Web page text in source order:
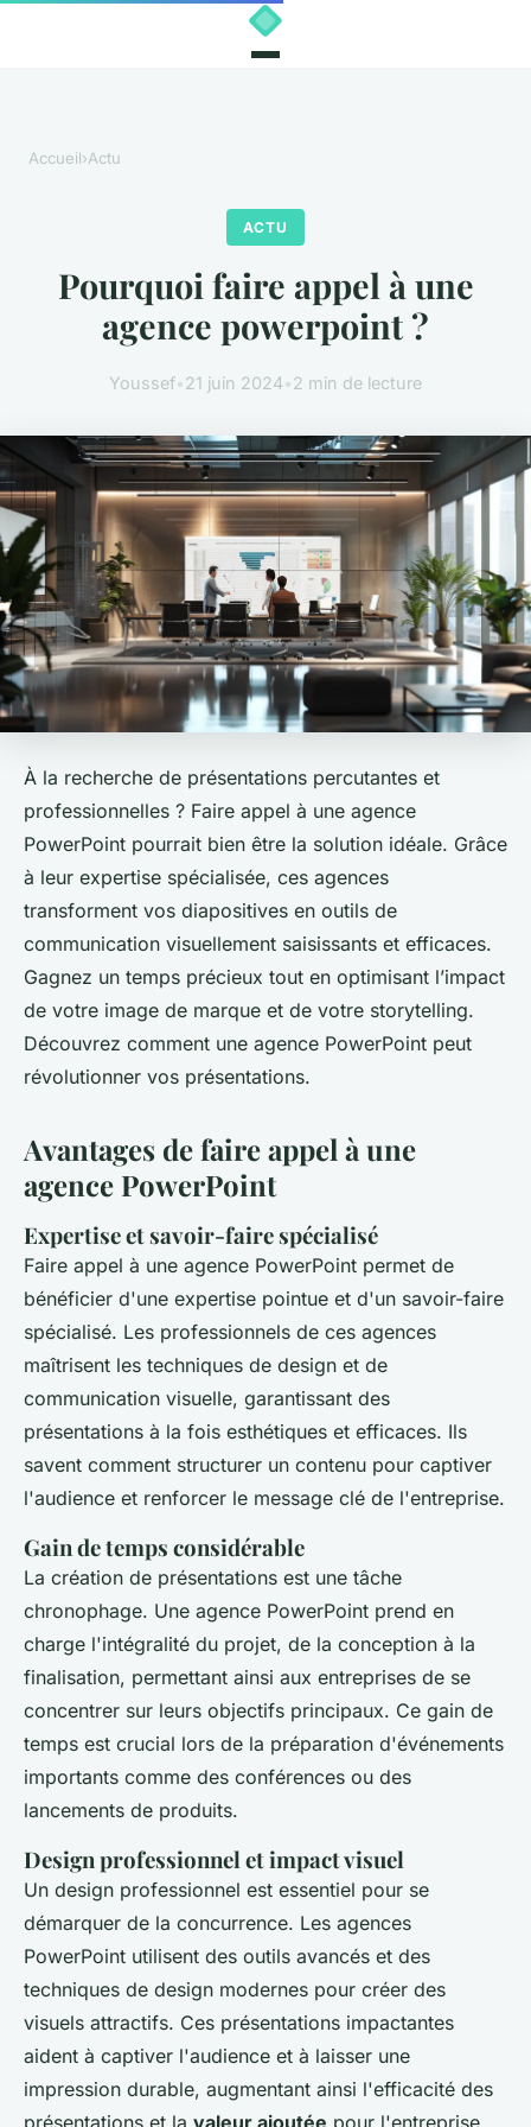
Accueil›Actu
ACTU
Pourquoi faire appel à une
agence powerpoint ?
Youssef•21 juin 2024•2 min de lecture
À la recherche de présentations percutantes et
professionnelles ? Faire appel à une agence
PowerPoint pourrait bien être la solution idéale. Grâce
à leur expertise spécialisée, ces agences
transforment vos diapositives en outils de
communication visuellement saisissants et efficaces.
Gagnez un temps précieux tout en optimisant l’impact
de votre image de marque et de votre storytelling.
Découvrez comment une agence PowerPoint peut
révolutionner vos présentations.
Avantages de faire appel à une
agence PowerPoint
Expertise et savoir-faire spécialisé
Faire appel à une agence PowerPoint permet de
bénéficier d'une expertise pointue et d'un savoir-faire
spécialisé. Les professionnels de ces agences
maîtrisent les techniques de design et de
communication visuelle, garantissant des
présentations à la fois esthétiques et efficaces. Ils
savent comment structurer un contenu pour captiver
l'audience et renforcer le message clé de l'entreprise.
Gain de temps considérable
La création de présentations est une tâche
chronophage. Une agence PowerPoint prend en
charge l'intégralité du projet, de la conception à la
finalisation, permettant ainsi aux entreprises de se
concentrer sur leurs objectifs principaux. Ce gain de
temps est crucial lors de la préparation d'événements
importants comme des conférences ou des
lancements de produits.
Design professionnel et impact visuel
Un design professionnel est essentiel pour se
démarquer de la concurrence. Les agences
PowerPoint utilisent des outils avancés et des
techniques de design modernes pour créer des
visuels attractifs. Ces présentations impactantes
aident à captiver l'audience et à laisser une
impression durable, augmentant ainsi l'efficacité des